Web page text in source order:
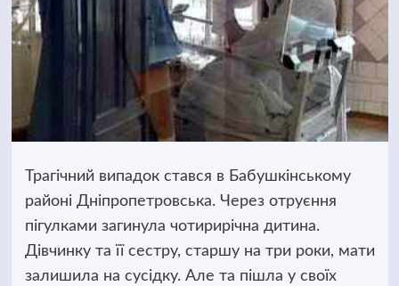
Трагічний випадок стався в Бабушкінському
районі Дніпропетровська. Через отруєння
пігулками загинула чотирирічна дитина.
Дівчинку та її сестру, старшу на три роки, мати
залишила на сусідку. Але та пішла у своїх